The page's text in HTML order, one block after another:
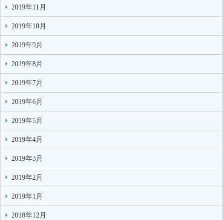
2019年11月
2019年10月
2019年9月
2019年8月
2019年7月
2019年6月
2019年5月
2019年4月
2019年3月
2019年2月
2019年1月
2018年12月